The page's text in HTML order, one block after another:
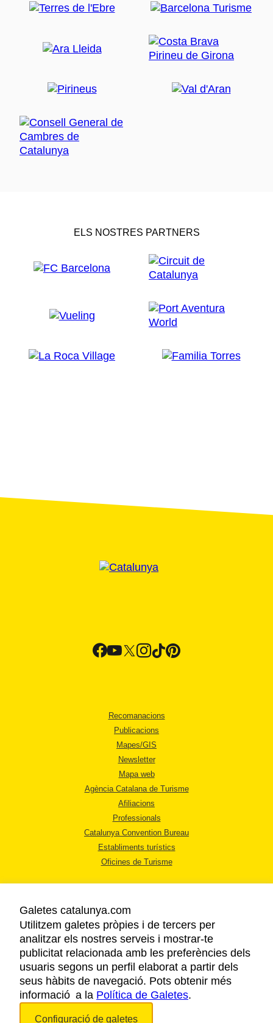
ELS NOSTRES PARTNERS
Recomanacions
Publicacions
Mapes/GIS
Newsletter
Mapa web
Agència Catalana de Turisme
Afiliacions
Professionals
Catalunya Convention Bureau
Establiments turístics
Oficines de Turisme
AVÍS LEGAL
POLÍTICA DE PRIVACITAT
COOKIES
ACCESSIBILITAT
Galetes catalunya.com
Utilitzem galetes pròpies i de tercers per
analitzar els nostres serveis i mostrar-te
publicitat relacionada amb les preferències dels
usuaris segons un perfil elaborat a partir dels
seus hàbits de navegació. Pots obtenir més
informació a la Política de Galetes.
Configuració de galetes